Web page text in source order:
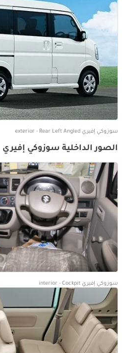
سوزوكي إفيري exterior - Rear Left Angled
الصور الداخلية سوزوكي إفيري
سوزوكي إفيري interior - Cockpit